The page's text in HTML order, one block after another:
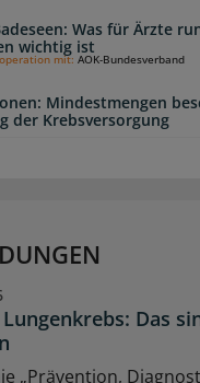
Was für Ärzte
wichtig ist
Mindestmengen
der Krebsversorgung
mit: AOK-Bundesverband
Das
„Prävention,